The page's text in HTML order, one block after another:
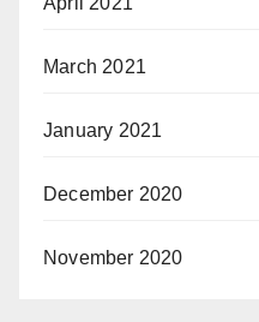
March 2021
January 2021
December 2020
November 2020